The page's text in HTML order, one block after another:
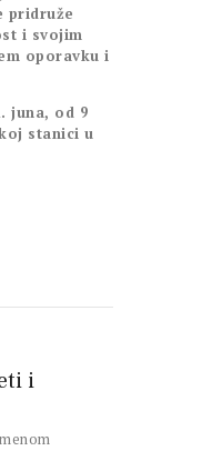
pridruže
i svojim
oporavku i
juna, od 9
stanici u
i